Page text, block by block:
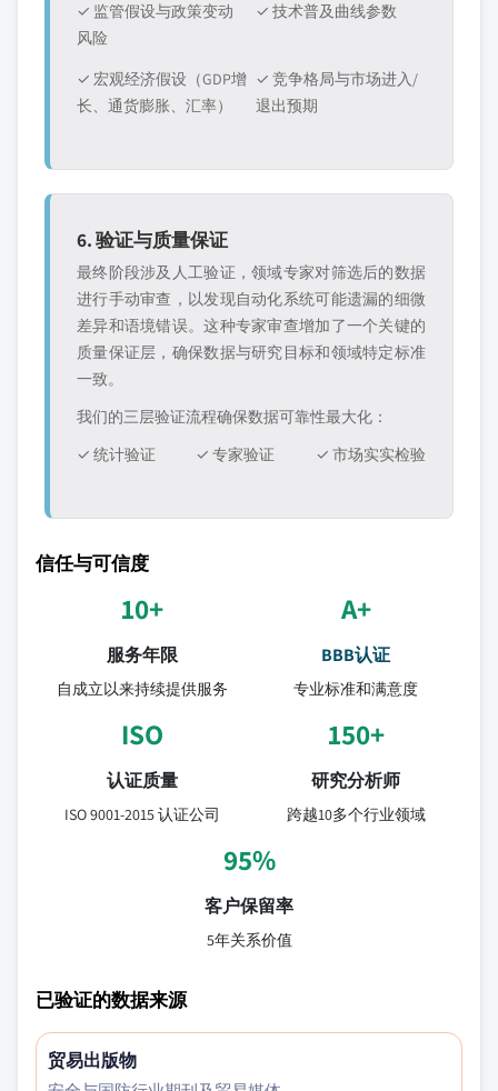
✓ 监管假设与政策变动
风险
✓ 技术普及曲线参数
✓ 宏观经济假设（GDP增
长、通货膨胀、汇率）
✓ 竞争格局与市场进入/
退出预期
6. 验证与质量保证
最终阶段涉及人工验证，领域专家对筛选后的数据
进行手动审查，以发现自动化系统可能遗漏的细微
差异和语境错误。这种专家审查增加了一个关键的
质量保证层，确保数据与研究目标和领域特定标准
一致。
我们的三层验证流程确保数据可靠性最大化：
✓ 统计验证
✓ 专家验证 ✓ 市场实实检验
信任与可信度
10+
服务年限
自成立以来持续提供服务
A+
BBB认证
专业标准和满意度
ISO
认证质量
ISO 9001-2015 认证公司
150+
研究分析师
跨越10多个行业领域
95%
客户保留率
5年关系价值
已验证的数据来源
贸易出版物